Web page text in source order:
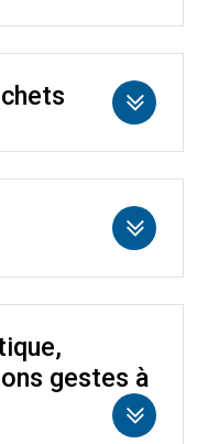
gestes à